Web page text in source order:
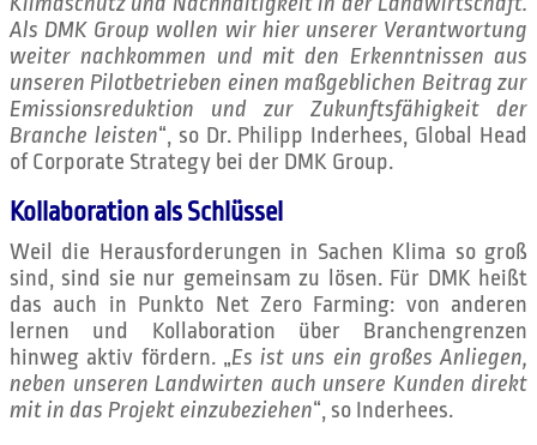
Als DMK Group wollen wir hier unserer Verantwortung
weiter nachkommen und mit den Erkenntnissen aus
unseren Pilotbetrieben einen maßgeblichen Beitrag zur
Emissionsreduktion und zur Zukunftsfähigkeit der
Branche leisten“, so Dr. Philipp Inderhees, Global Head
of Corporate Strategy bei der DMK Group.
Kollaboration als Schlüssel
Weil die Herausforderungen in Sachen Klima so groß
sind, sind sie nur gemeinsam zu lösen. Für DMK heißt
das auch in Punkto Net Zero Farming: von anderen
lernen und Kollaboration über Branchengrenzen
hinweg aktiv fördern. „Es ist uns ein großes Anliegen,
neben unseren Landwirten auch unsere Kunden direkt
mit in das Projekt einzubeziehen“, so Inderhees.